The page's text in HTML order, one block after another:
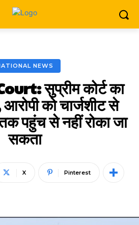
NEWS
सुप्रीम कोर्ट का
को चार्जशीट से
पहुंच से नहीं रोका जा
सकता
X Pinterest